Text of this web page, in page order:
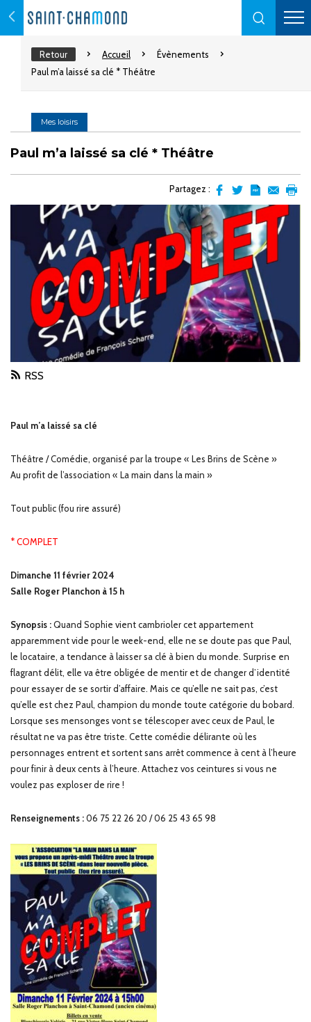
Retour Accueil
Évènements
Paul m’a laissé sa clé * Théâtre
Mes loisirs
Paul m’a laissé sa clé * Théâtre
Partagez :
sur
facebook
sur
Twitter
l'article
en
pdf
par
email
RSS
Paul m’a laissé sa clé
Théâtre / Comédie, organisé par la troupe « Les Brins de Scène »
Au profit de l’association « La main dans la main »
Tout public (fou rire assuré)
* COMPLET
Dimanche 11 février 2024
Salle Roger Planchon à 15 h
Synopsis :Quand Sophie vient cambrioler cet appartement
apparemment vide pour le week-end, elle ne se doute pas que Paul,
le locataire, a tendance à laisser sa clé à bien du monde. Surprise en
flagrant délit, elle va être obligée de mentir et de changer d’identité
pour essayer de se sortir d’affaire. Mais ce qu’elle ne sait pas, c’est
qu’elle est chez Paul, champion du monde toute catégorie du bobard.
Lorsque ses mensonges vont se télescoper avec ceux de Paul, le
résultat ne va pas être triste. Cette comédie délirante où les
personnages entrent et sortent sans arrêt commence à cent à l’heure
pour finir à deux cents à l’heure. Attachez vos ceintures si vous ne
voulez pas exploser de rire !
Renseignements :06 75 22 26 20 / 06 25 43 65 98